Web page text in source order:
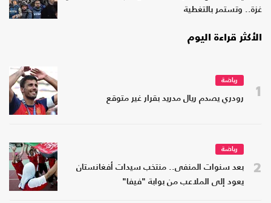
غزة.. وتستمر بالتغطية
الأكثر قراءة اليوم
1
رياضة
رودري يصدم ريال مدريد بقرار غير متوقع
2
رياضة
بعد سنوات المنفى.. منتخب سيدات أفغانستان
يعود إلى الملاعب من بوابة "فيفا"